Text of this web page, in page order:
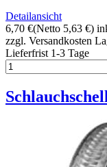
Detailansicht
6,70 €(Netto 5,63 €)
zzgl. Versandkosten
Lieferfrist 1-3 Tage